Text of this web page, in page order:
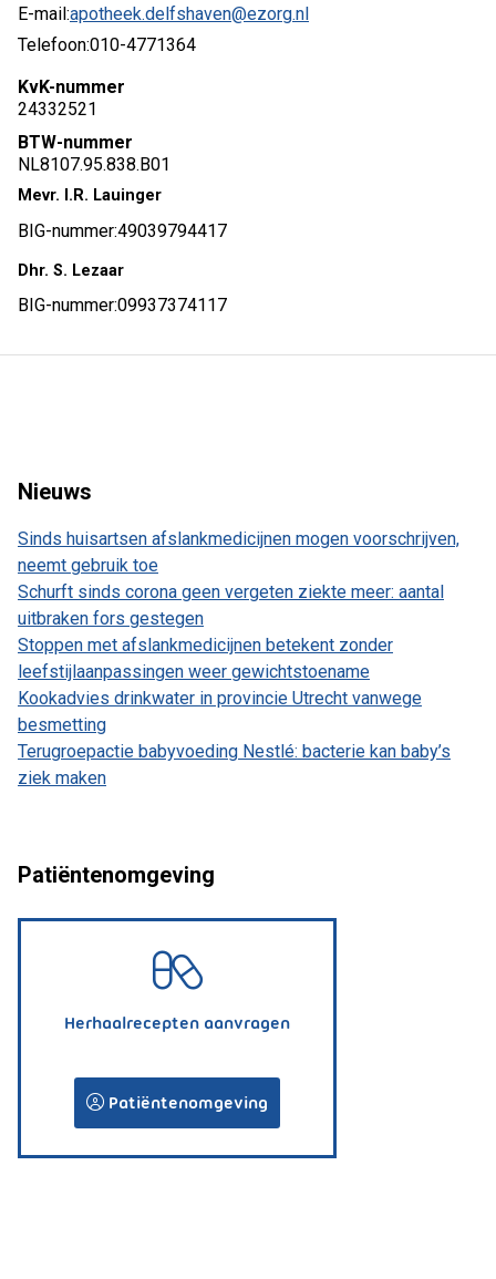
E-mail:apotheek.delfshaven@ezorg.nl
Telefoon:010-4771364
KvK-nummer
24332521
BTW-nummer
NL8107.95.838.B01
Mevr. I.R. Lauinger
BIG-nummer:49039794417
Dhr. S. Lezaar
BIG-nummer:09937374117
Nieuws
Sinds huisartsen afslankmedicijnen mogen voorschrijven,
neemt gebruik toe
Schurft sinds corona geen vergeten ziekte meer: aantal
uitbraken fors gestegen
Stoppen met afslankmedicijnen betekent zonder
leefstijlaanpassingen weer gewichtstoename
Kookadvies drinkwater in provincie Utrecht vanwege
besmetting
Terugroepactie babyvoeding Nestlé: bacterie kan baby’s
ziek maken
Patiëntenomgeving
Herhaalrecepten aanvragen
Patiëntenomgeving